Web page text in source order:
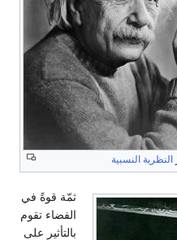
النظرية النسبية
ثمّة قوةً في
الفضاء تقوم
بالتأثير على